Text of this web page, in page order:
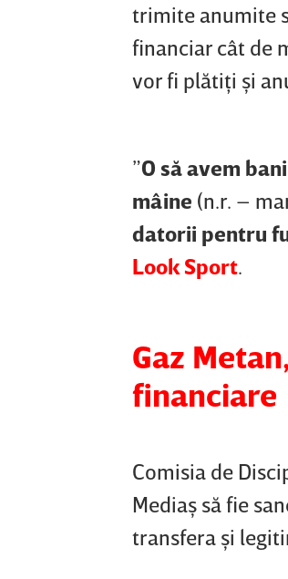
trimite anumite
financiar cât de
vor fi plătiţi şi
”O să avem
mâine (n.r. –
datorii pentru
Look Sport.
Gaz
financiare
Comisia de
Mediaş să fie
transfera şi